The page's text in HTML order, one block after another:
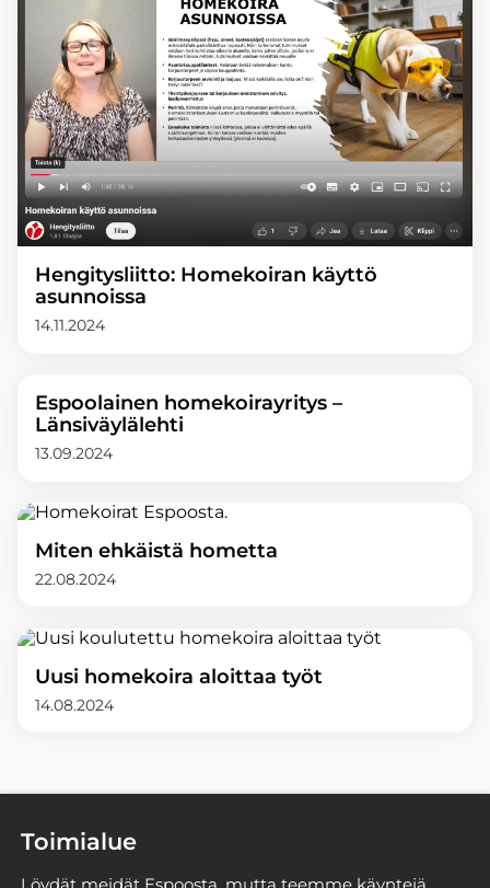
Hengitysliitto: Homekoiran käyttö
asunnoissa
14.11.2024
Espoolainen homekoirayritys –
Länsiväylälehti
13.09.2024
Miten ehkäistä hometta
22.08.2024
Uusi homekoira aloittaa työt
14.08.2024
Toimialue